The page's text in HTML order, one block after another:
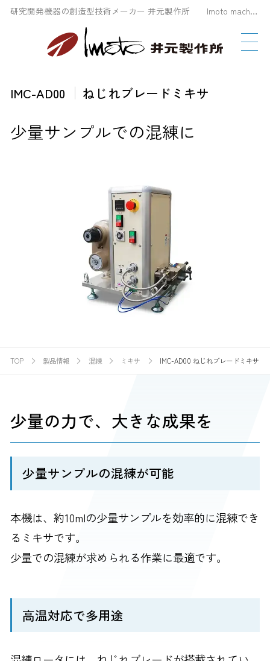
研究開発機器の創造型技術メーカー 井元製作所 Imoto machinery Co., LTD
IMC-AD00 ねじれブレードミキサ
少量サンプルでの混練に
TOP 製品情報 混練 ミキサ IMC-AD00 ねじれブレードミキサ
少量の力で、大きな成果を
少量サンプルの混練が可能
本機は、約10mlの少量サンプルを効率的に混練でき
るミキサです。
少量での混練が求められる作業に最適です。
高温対応で多用途